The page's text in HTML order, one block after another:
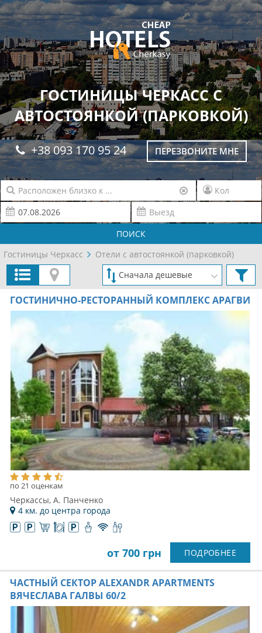
ГОСТИНИЦЫ ЧЕРКАСС С
АВТОСТОЯНКОЙ (ПАРКОВКОЙ)
+38 093 170 95 24 ПЕРЕЗВОНИТЕ МНЕ
ПОИСК
Гостиницы Черкасс
Отели с автостоянкой (парковкой)
ГОСТИНИЧНО-РЕСТОРАННЫЙ КОМПЛЕКС АРАГВИ
по 21 оценкам
Черкассы, А. Панченко
4 км. до центра города
от 700 грн ПОДРОБНЕЕ
ЧАСТНЫЙ СЕКТОР ALEXANDR APARTMENTS
ВЯЧЕСЛАВА ГАЛВЫ 60/2